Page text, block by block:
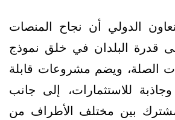
الدولي أن نجاح المنصات
قدرة البلدان في خلق نموذج
الصلة، ويضم مشروعات قابلة
وجاذبة للاستثمارات، إلى جانب
بين مختلف الأطراف من